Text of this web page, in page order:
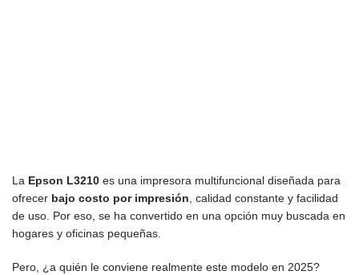
La Epson L3210 es una impresora multifuncional diseñada para
ofrecer bajo costo por impresión , calidad constante y facilidad
de uso. Por eso, se ha convertido en una opción muy buscada en
hogares y oficinas pequeñas.
Pero, ¿a quién le conviene realmente este modelo en 2025?